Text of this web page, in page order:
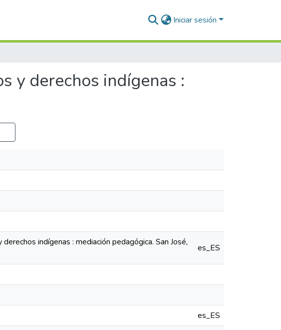
Iniciar sesión
y derechos indígenas :
indígenas : mediación pedagógica. San José,
es_ES
es_ES